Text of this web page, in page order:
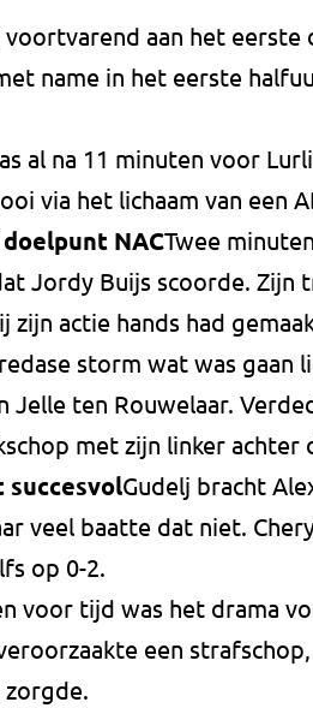
voortvarend aan het eerste
name in het eerste
al na 11 minuten voor
via het lichaam van een
NACTwee
Jordy Buijs scoorde.
zijn actie hands had
storm wat was gaan
Jelle ten Rouwelaar.
met zijn linker achter
succesvolGudelj bracht
veel baatte dat niet.
op 0-2.
voor tijd was het drama
een